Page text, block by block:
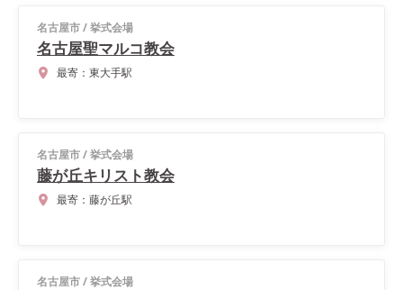
名古屋市/挙式会場
名古屋聖マルコ教会
最寄： 東大手駅
名古屋市/挙式会場
藤が丘キリスト教会
最寄： 藤が丘駅
名古屋市/挙式会場